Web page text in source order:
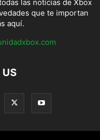
las noticias de Xbox
que te importan
aquí.
US